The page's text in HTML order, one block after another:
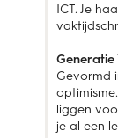
ICT. Je
Generatie
Gevormd
liggen
je al een